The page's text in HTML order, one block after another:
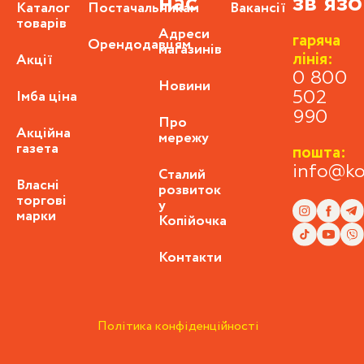
Каталог
товарів
Акції
Імба ціна
Акційна
газета
Власні
торгові
марки
Постачальникам
Орендодавцям
Адреси
магазинів
Новини
Про
мережу
Сталий
розвиток
у
Копійочка
Контакти
Вакансії
гаряча
лінія:
0 800
502
990
пошта:
Політика конфіденційності